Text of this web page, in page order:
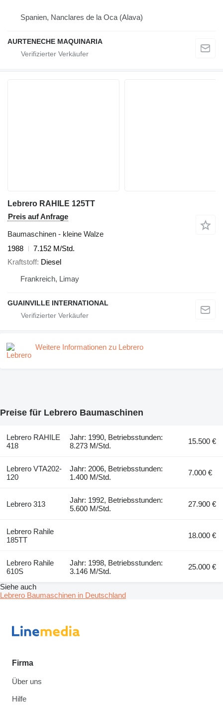
Spanien, Nanclares de la Oca (Alava)
AURTENECHE MAQUINARIA
Lebrero RAHILE 125TT
Preis auf Anfrage
Baumaschinen - kleine Walze
1988
7.152 M/Std.
Kraftstoff Diesel
Frankreich, Limay
GUAINVILLE INTERNATIONAL
Weitere Informationen zu Lebrero
Preise für Lebrero Baumaschinen
Lebrero RAHILE
418
Jahr: 1990, Betriebsstunden:
8.273 M/Std.
15.500 €
Lebrero VTA202-
120
Jahr: 2006, Betriebsstunden:
1.400 M/Std.
7.000 €
Lebrero 313
Jahr: 1992, Betriebsstunden:
5.600 M/Std.
27.900 €
Lebrero Rahile
185TT
18.000 €
Lebrero Rahile
610S
Jahr: 1998, Betriebsstunden:
3.146 M/Std.
25.000 €
Siehe auch
Lebrero Baumaschinen in Deutschland
Firma
Über uns
Hilfe